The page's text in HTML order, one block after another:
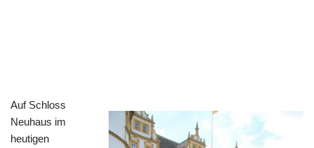
Auf Schloss
Neuhaus im
heutigen